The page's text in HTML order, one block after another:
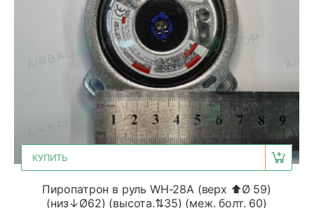
КУПИТЬ
Пиропатрон в руль WH-28A (верх ⬆Ø 59)
(низ↓Ø62) (высота.⇅35) (меж. болт. 60)